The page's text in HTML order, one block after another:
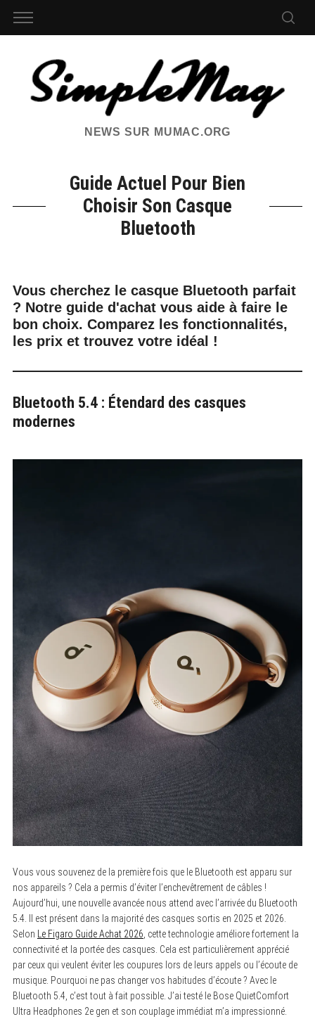
NEWS SUR MUMAC.ORG
Guide Actuel Pour Bien
Choisir Son Casque
Bluetooth
Vous cherchez le casque Bluetooth parfait
? Notre guide d'achat vous aide à faire le
bon choix. Comparez les fonctionnalités,
les prix et trouvez votre idéal !
Bluetooth 5.4 : Étendard des casques
modernes
Vous vous souvenez de la première fois que le Bluetooth est apparu sur
nos appareils ? Cela a permis d’éviter l’enchevêtrement de câbles !
Aujourd’hui, une nouvelle avancée nous attend avec l’arrivée du Bluetooth
5.4. Il est présent dans la majorité des casques sortis en 2025 et 2026.
Selon
Le Figaro Guide Achat 2026 , cette technologie améliore fortement la
connectivité et la portée des casques. Cela est particulièrement apprécié
par ceux qui veulent éviter les coupures lors de leurs appels ou l’écoute de
musique. Pourquoi ne pas changer vos habitudes d’écoute ? Avec le
Bluetooth 5.4, c’est tout à fait possible. J’ai testé le Bose QuietComfort
Ultra Headphones 2e gen et son couplage immédiat m’a impressionné.